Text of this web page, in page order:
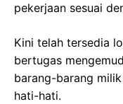
pekerjaan sesuai
Kini telah tersedia
bertugas
barang-barang
hati-hati.